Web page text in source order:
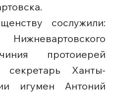
сослужили:
протоиерей
Ханты-
игумен Антоний